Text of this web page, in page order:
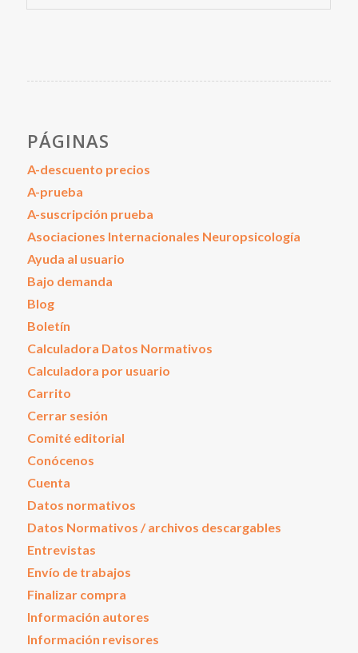
PÁGINAS
A-descuento precios
A-prueba
A-suscripción prueba
Asociaciones Internacionales Neuropsicología
Ayuda al usuario
Bajo demanda
Blog
Boletín
Calculadora Datos Normativos
Calculadora por usuario
Carrito
Cerrar sesión
Comité editorial
Conócenos
Cuenta
Datos normativos
Datos Normativos / archivos descargables
Entrevistas
Envío de trabajos
Finalizar compra
Información autores
Información revisores